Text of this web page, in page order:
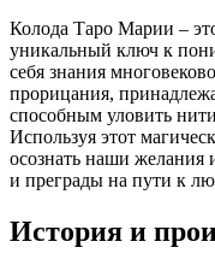
Колода Таро Марии –
уникальный ключ к
себя знания
прорицания,
способным уловить
Используя этот
осознать наши желания
и преграды на пути к
История и